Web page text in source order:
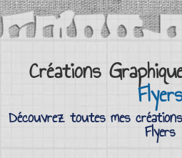
Créations
Flyers
Découvrez toutes mes
Flyers